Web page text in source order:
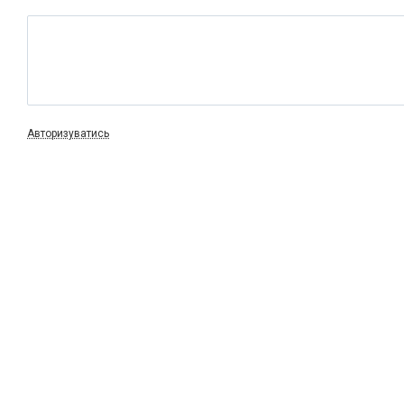
Авторизуватись